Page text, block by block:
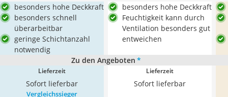
besonders hohe Deckkraft
besonders schnell
überarbeitbar
geringe Schichtanzahl
notwendig
besonders hohe Deckkraft
Feuchtigkeit kann durch
Ventilation besonders gut
entweichen
Zu den Angeboten *
Lieferzeit
Sofort lieferbar
Lieferzeit
Sofort lieferbar
Vergleichssieger